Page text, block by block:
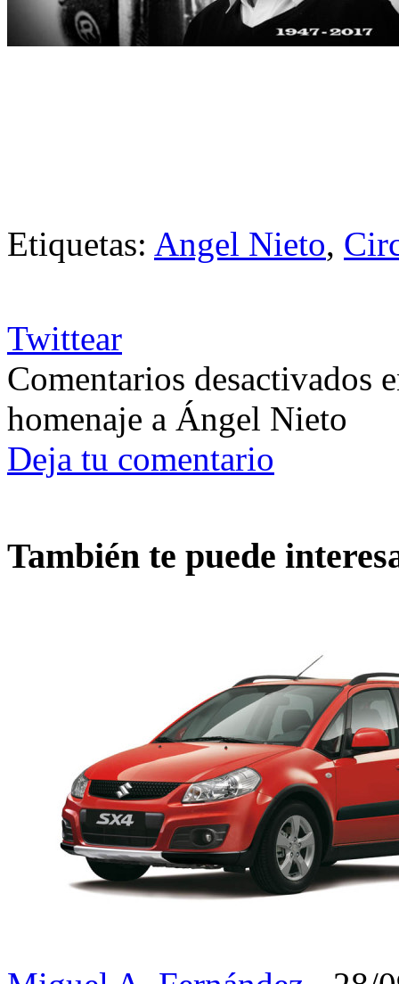
Etiquetas: Angel Nieto,
Twittear
Comentarios desactivados
homenaje a Ángel Nieto
Deja tu comentario
También te puede